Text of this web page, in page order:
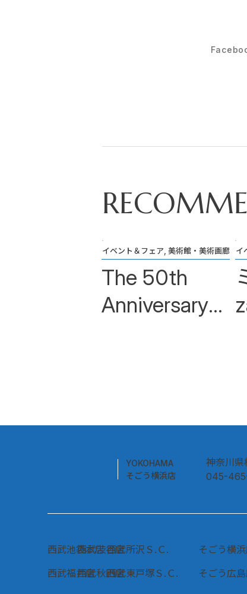
The 50th
Anniversary
イベント＆フェア, 美術館・美術画廊 イ
YOKOHAMA
そごう横浜店
神奈川県
045-465-
西武池袋本店
西武渋谷店
西武東戸塚Ｓ.Ｃ.
西武所沢Ｓ.Ｃ.
西武福井店西武秋田店
そごう横
そごう広